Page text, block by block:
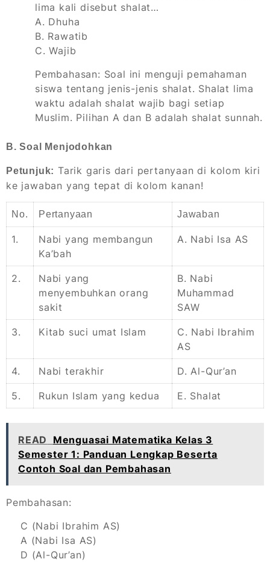
lima kali disebut shalat…
A. Dhuha
B. Rawatib
C. Wajib
Pembahasan: Soal ini menguji pemahaman
siswa tentang jenis-jenis shalat. Shalat lima
waktu adalah shalat wajib bagi setiap
Muslim. Pilihan A dan B adalah shalat sunnah.
B. Soal Menjodohkan
Petunjuk: Tarik garis dari pertanyaan di kolom kiri
ke jawaban yang tepat di kolom kanan!
No. Pertanyaan Jawaban
1.
Nabi yang membangun
Ka’bah
A. Nabi Isa AS
2.
Nabi yang
menyembuhkan orang
sakit
B. Nabi
Muhammad
SAW
3. Kitab suci umat Islam
C. Nabi Ibrahim
AS
4. Nabi terakhir D. Al-Qur’an
5. Rukun Islam yang kedua E. Shalat
READ
Menguasai Matematika Kelas 3
Semester 1: Panduan Lengkap Beserta
Contoh Soal dan Pembahasan
Pembahasan:
C (Nabi Ibrahim AS)
A (Nabi Isa AS)
D (Al-Qur’an)